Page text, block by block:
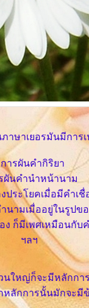
าษาเยอรมันมีการ
ารผันคำกิริยา
ผันคำนำหน้านาม
ประโยคเมื่อมีคำเ
นามเมื่ออยู่ในรูปข
ง ก็มีเพศเหมือนกับ
ฯลฯ
นใหญ่ก็จะมีหลักกา
ลักการนั้นมักจะมีข้